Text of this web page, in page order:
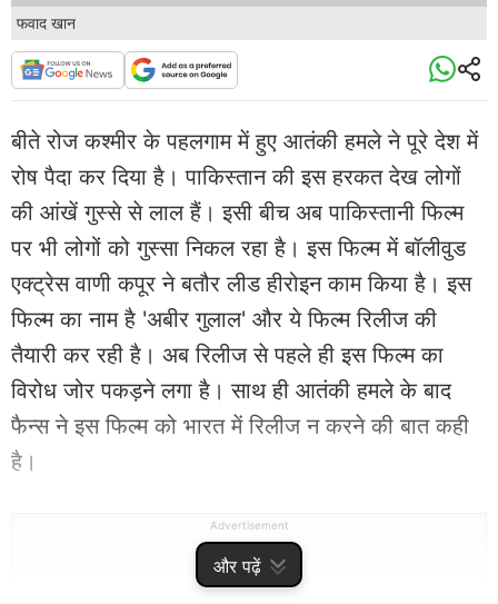
और पढ़ें
फवाद खान
बीते रोज कश्मीर के पहलगाम में हुए आतंकी हमले ने पूरे देश में
रोष पैदा कर दिया है। पाकिस्तान की इस हरकत देख लोगों
की आंखें गुस्से से लाल हैं। इसी बीच अब पाकिस्तानी फिल्म
पर भी लोगों को गुस्सा निकल रहा है। इस फिल्म में बॉलीवुड
एक्ट्रेस वाणी कपूर ने बतौर लीड हीरोइन काम किया है। इस
फिल्म का नाम है 'अबीर गुलाल' और ये फिल्म रिलीज की
तैयारी कर रही है। अब रिलीज से पहले ही इस फिल्म का
विरोध जोर पकड़ने लगा है। साथ ही आतंकी हमले के बाद
फैन्स ने इस फिल्म को भारत में रिलीज न करने की बात कही
है।
Advertisement